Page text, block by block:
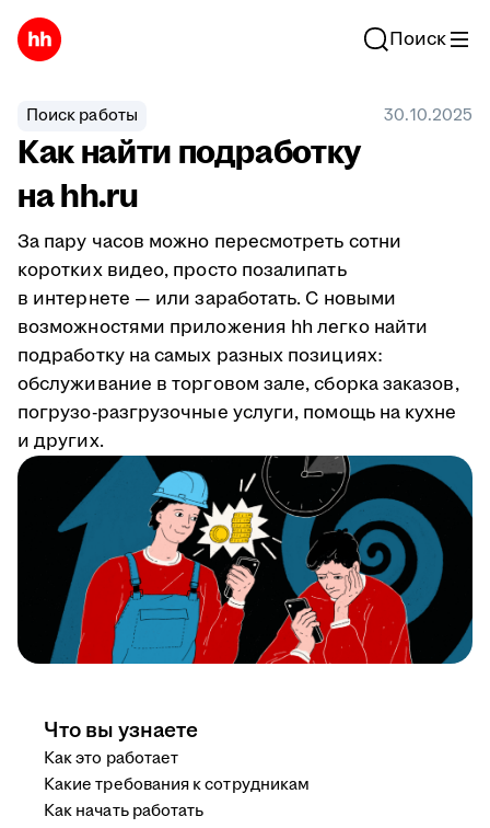
Поиск
Поиск работы 30.10.2025
Как найти подработку
на hh.ru
За пару часов можно пересмотреть сотни
коротких видео, просто позалипать
в интернете — или заработать. С новыми
возможностями приложения hh легко найти
подработку на самых разных позициях:
обслуживание в торговом зале, сборка заказов,
погрузо-разгрузочные услуги, помощь на кухне
и других.
Что вы узнаете
Как это работает
Какие требования к сотрудникам
Как начать работать